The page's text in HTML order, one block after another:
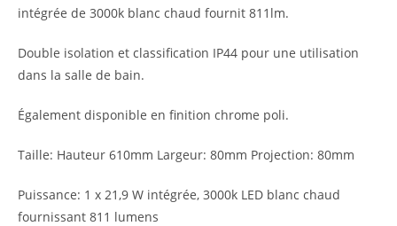
intégrée de 3000k blanc chaud fournit 811lm.
Double isolation et classification IP44 pour une utilisation
dans la salle de bain.
Également disponible en finition chrome poli.
Taille: Hauteur 610mm Largeur: 80mm Projection: 80mm
Puissance: 1 x 21,9 W intégrée, 3000k LED blanc chaud
fournissant 811 lumens